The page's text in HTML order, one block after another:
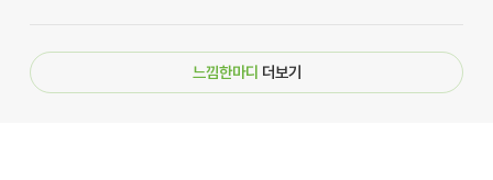
느낌한마디 더보기